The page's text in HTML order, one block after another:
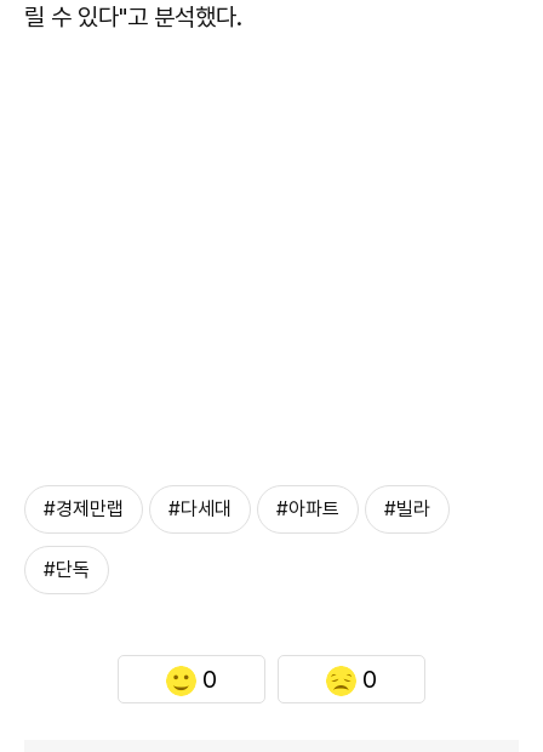
릴 수 있다"고 분석했다.
#경제만랩 #다세대 #아파트 #빌라
#단독
0 0